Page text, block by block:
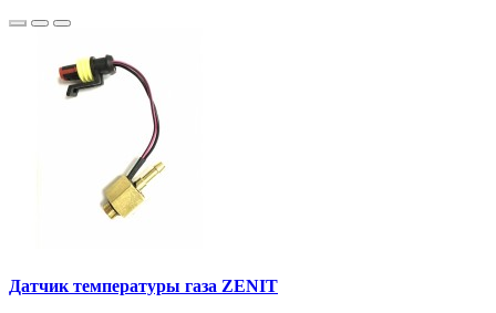
Датчик температуры газа ZENIT